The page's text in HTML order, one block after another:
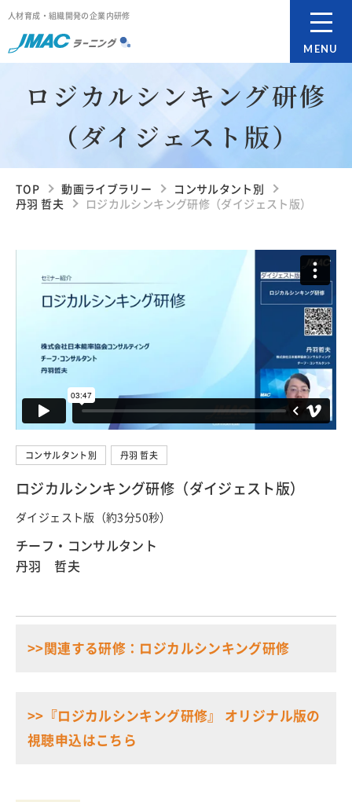
人材育成・組織開発の企業内研修
MENU
ロジカルシンキング研修
（ダイジェスト版）
TOP 動画ライブラリー
コンサルタント別
丹羽 哲夫
ロジカルシンキング研修（ダイジェスト版）
コンサルタント別 丹羽 哲夫
ロジカルシンキング研修（ダイジェスト版）
ダイジェスト版（約3分50秒）
チーフ・コンサルタント
丹羽 哲夫
>>関連する研修：ロジカルシンキング研修
>>『ロジカルシンキング研修』 オリジナル版の
視聴申込はこちら